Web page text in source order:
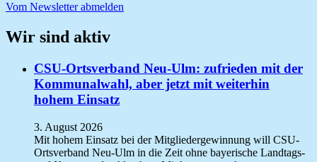
Vom Newsletter abmelden
Wir sind aktiv
CSU-Ortsverband Neu-Ulm: zufrieden mit der
Kommunalwahl, aber jetzt mit weiterhin
hohem Einsatz
3. August 2026
Mit hohem Einsatz bei der Mitgliedergewinnung will CSU-
Ortsverband Neu-Ulm in die Zeit ohne bayerische Landtags-